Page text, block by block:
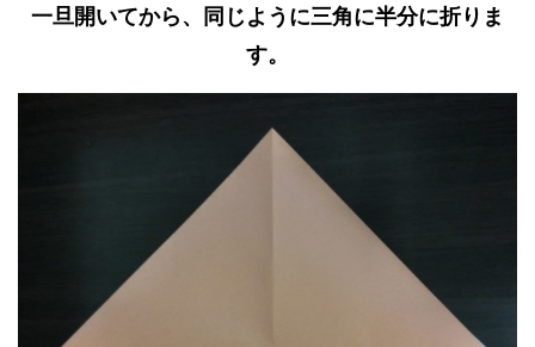
一旦開いてから、同じように三角に半分に折りま
す。